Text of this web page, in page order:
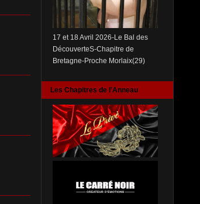
17 et 18 Avril 2026-Le Bal des
DécouverteS-Chapitre de
Bretagne-Proche Morlaix(29)
Les Chapitres de l'Anneau